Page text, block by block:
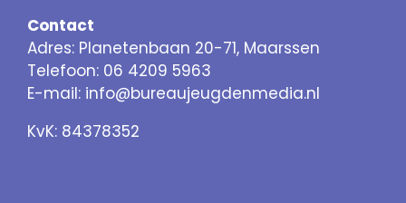
Contact
Adres: Planetenbaan 20-71, Maarssen
Telefoon: 06 4209 5963
E-mail: info@bureaujeugdenmedia.nl
KvK: 84378352